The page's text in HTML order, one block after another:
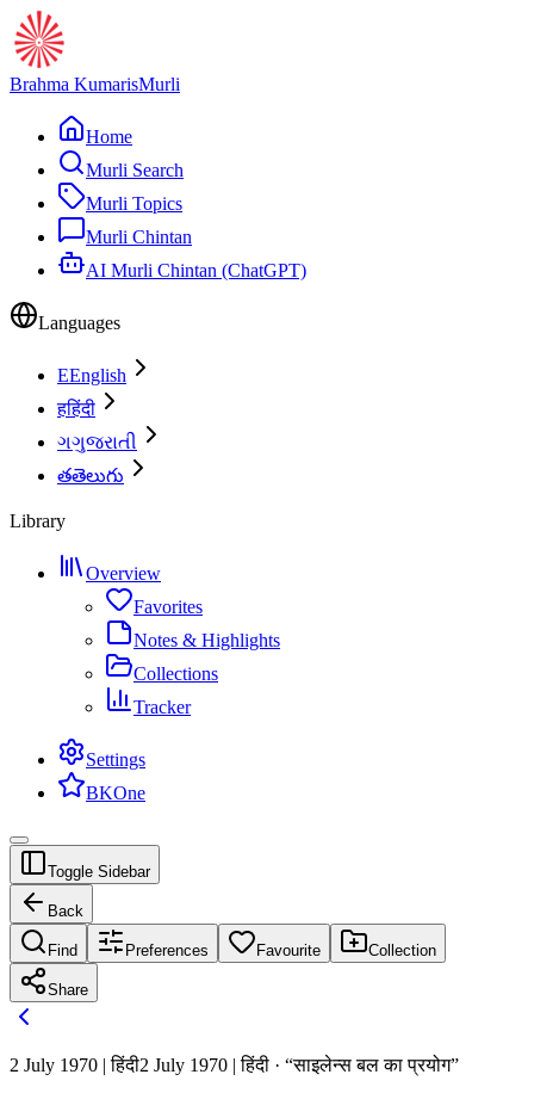
Brahma KumarisMurli
Home
Murli Search
Murli Topics
Murli Chintan
AI Murli Chintan (ChatGPT)
Languages
EEnglish
हहिंदी
ગગુજરાતી
తతెలుగు
Library
Overview
Favorites
Notes & Highlights
Collections
Tracker
Settings
BKOne
Toggle Sidebar
Back
Find Preferences Favourite Collection
Share
2 July 1970 | हिंदी2 July 1970 | हिंदी · “साइलेन्स बल का प्रयोग”